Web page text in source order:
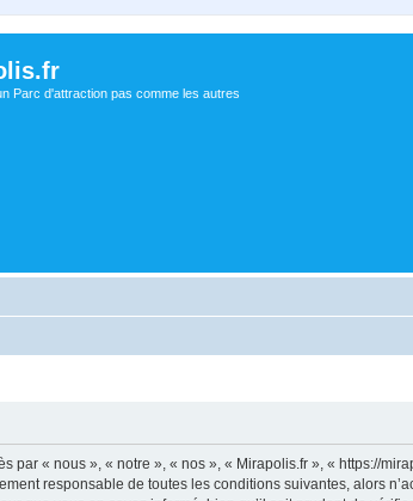
Parc d'attraction pas comme les autres
par « nous », « notre », « nos », « Mirapolis.fr », « https://
responsable de toutes les conditions suivantes, alors